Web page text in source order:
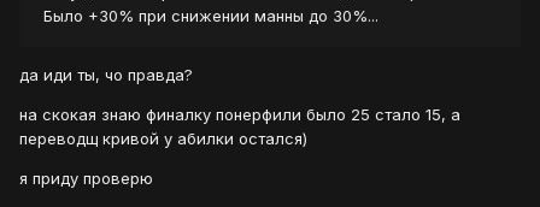
Было +30% при снижении манны до 30%...
да иди ты, чо правда?
на скокая знаю финалку понерфили было 25 стало 15, а
переводщ кривой у абилки остался)
я приду проверю